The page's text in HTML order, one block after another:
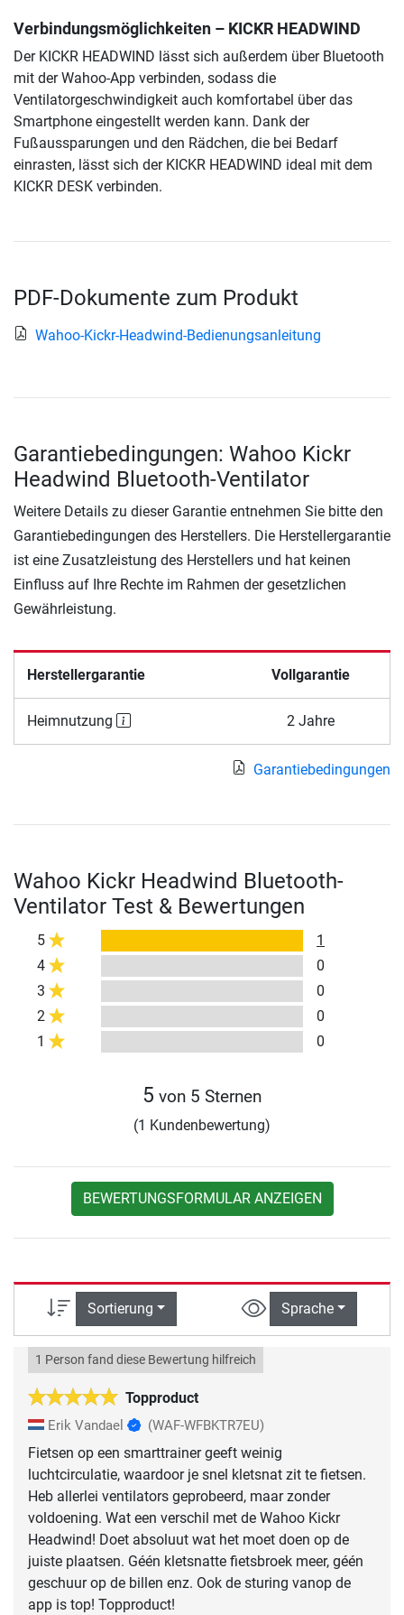
Verbindungsmöglichkeiten – KICKR HEADWIND
Der KICKR HEADWIND lässt sich außerdem über Bluetooth
mit der Wahoo-App verbinden, sodass die
Ventilatorgeschwindigkeit auch komfortabel über das
Smartphone eingestellt werden kann. Dank der
Fußaussparungen und den Rädchen, die bei Bedarf
einrasten, lässt sich der KICKR HEADWIND ideal mit dem
KICKR DESK verbinden.
PDF-Dokumente zum Produkt
Wahoo-Kickr-Headwind-Bedienungsanleitung
Garantiebedingungen: Wahoo Kickr
Headwind Bluetooth-Ventilator
Weitere Details zu dieser Garantie entnehmen Sie bitte den
Garantiebedingungen des Herstellers. Die Herstellergarantie
ist eine Zusatzleistung des Herstellers und hat keinen
Einfluss auf Ihre Rechte im Rahmen der gesetzlichen
Gewährleistung.
Herstellergarantie Vollgarantie
Heimnutzung 2 Jahre
Garantiebedingungen
Wahoo Kickr Headwind Bluetooth-
Ventilator Test & Bewertungen
5
1
4
0
3
0
2
0
1
0
5 von 5 Sternen
(1 Kundenbewertung)
BEWERTUNGSFORMULAR ANZEIGEN
Sortierung Sprache
Topproduct
1 Person fand diese Bewertung hilfreich
Erik Vandael (WAF-WFBKTR7EU)
Fietsen op een smarttrainer geeft weinig
luchtcirculatie, waardoor je snel kletsnat zit te fietsen.
Heb allerlei ventilators geprobeerd, maar zonder
voldoening. Wat een verschil met de Wahoo Kickr
Headwind! Doet absoluut wat het moet doen op de
juiste plaatsen. Géén kletsnatte fietsbroek meer, géén
geschuur op de billen enz. Ook de sturing vanop de
app is top! Topproduct!